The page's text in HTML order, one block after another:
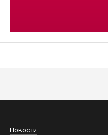
Новости